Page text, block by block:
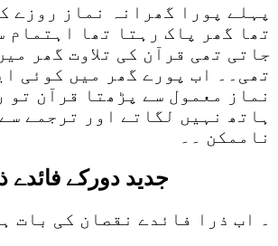
پہلے پورا گھرانہ نماز روزے
تھا گھر پاک رہتا تھا اہتمام
جاتی تھی قرآن کی تلاوت گھر
تھی۔۔ اب پورے گھر میں کوئی
نماز معمول سے پڑھتا قرآن تو
ہاتھ نہیں لگاتے اور ترجمے
ناممکن ۔۔
جدید دورکے فائدے
۔ اب ذرا فائدے نقصان کی بات